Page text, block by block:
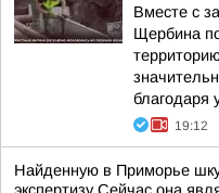
Вместе с
Щербина
благодаря
19:12
Найденную в Приморье